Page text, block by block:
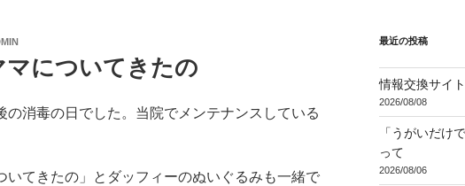
マについてきたの
の消毒の日でした。当院でメンテナンスしている
いてきたの」とダッフィーのぬいぐるみも一緒で
最近の投稿
情報交換サイ
2026/08/08
「うがいだけ
って
2026/08/06